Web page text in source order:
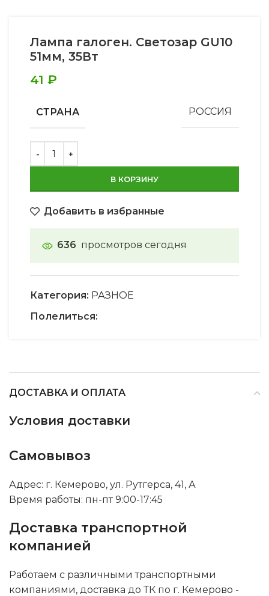
Лампа галоген. Светозар GU10
51мм, 35Вт
41 ₽
СТРАНА РОССИЯ
В КОРЗИНУ
Добавить в избранные
636 просмотров сегодня
Категория: РАЗНОЕ
Полелиться:
ДОСТАВКА И ОПЛАТА
Условия доставки
Самовывоз
Адрес: г. Кемерово, ул. Рутгерса, 41, А
Время работы: пн-пт 9:00-17:45
Доставка транспортной
компанией
Работаем с различными транспортными
компаниями, доставка до ТК по г. Кемерово -